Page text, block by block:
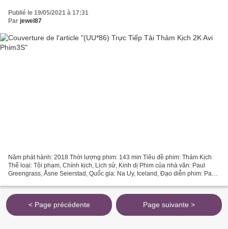
Publié le 19/05/2021 à 17:31
Par jewel87
Năm phát hành: 2018 Thời lượng phim: 143 min Tiêu đề phim: Thảm Kịch
Thể loại: Tội phạm, Chính kịch, Lịch sử, Kinh dị Phim của nhà văn: Paul
Greengrass, Åsne Seierstad, Quốc gia: Na Uy, Iceland, Đạo diễn phim: Paul
< Page précédente Page suivante >